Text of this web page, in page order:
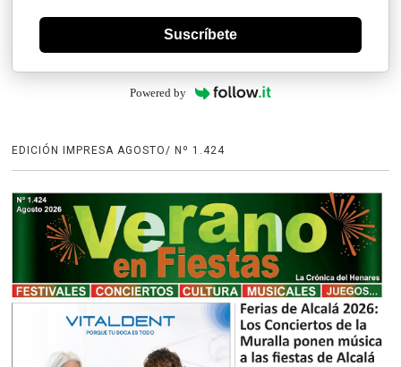
Suscríbete
Powered by
EDICIÓN IMPRESA AGOSTO/ Nº 1.424